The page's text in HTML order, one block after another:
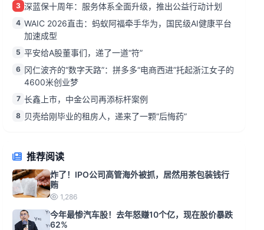
3 深蓝保十周年：服务体系全面升级，推出公益行动计划
4 WAIC 2026直击：蚂蚁阿福牵手华为，国民级AI健康平台
加速成型
5 平安给A股董事们，递了一道“符”
6 冈仁波齐的“数字天路”：拼多多“电商西进”托起浙江女子的
4600米创业梦
7 长鑫上市，中金公司再添标杆案例
8 贝壳给刚毕业的租房人，递来了一颗“后悔药”
推荐阅读
炸了！IPO公司高管海外被抓，居然用茶包装钱行
贿
1,286
今年最惨汽车股！去年怒赚10个亿，现在股价暴跌
62%